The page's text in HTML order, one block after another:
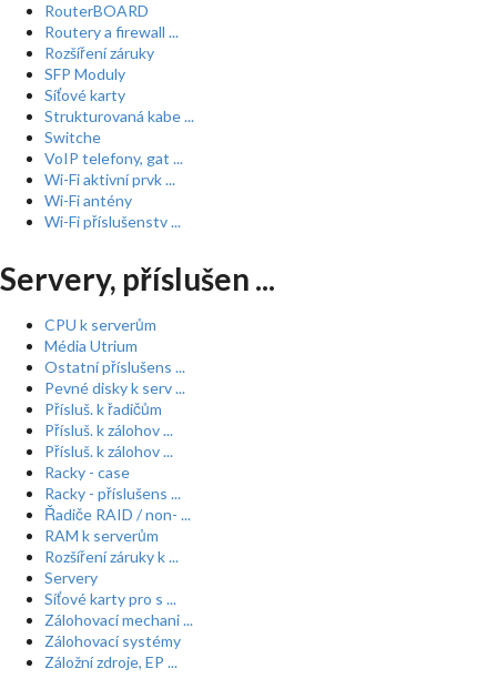
RouterBOARD
Routery a firewall ...
Rozšíření záruky
SFP Moduly
Síťové karty
Strukturovaná kabe ...
Switche
VoIP telefony, gat ...
Wi-Fi aktivní prvk ...
Wi-Fi antény
Wi-Fi příslušenstv ...
Servery, příslušen ...
CPU k serverům
Média Utrium
Ostatní příslušens ...
Pevné disky k serv ...
Přísluš. k řadičům
Přísluš. k zálohov ...
Přísluš. k zálohov ...
Racky - case
Racky - příslušens ...
Řadiče RAID / non- ...
RAM k serverům
Rozšíření záruky k ...
Servery
Síťové karty pro s ...
Zálohovací mechani ...
Zálohovací systémy
Záložní zdroje, EP ...